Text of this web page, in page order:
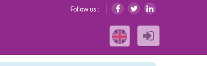
Follow us :